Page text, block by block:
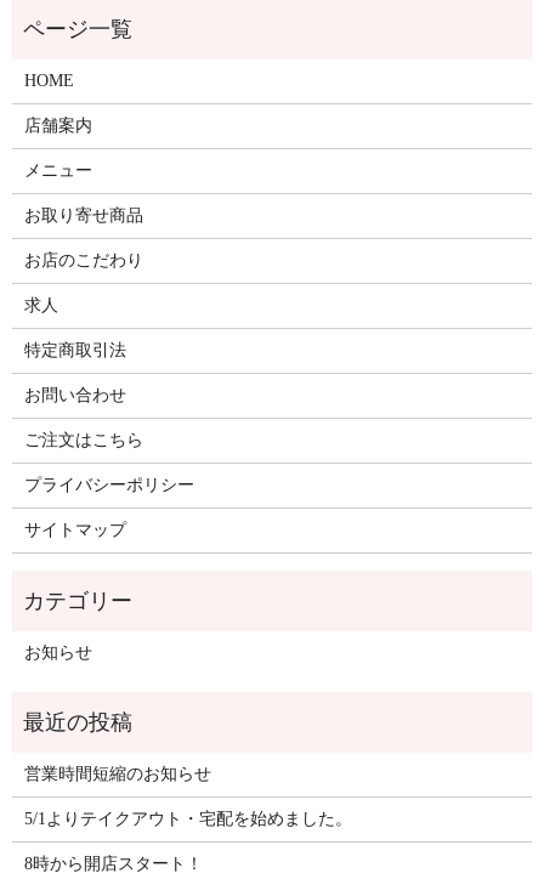
HOME
店舗案内
メニュー
お取り寄せ商品
お店のこだわり
求人
特定商取引法
お問い合わせ
ご注文はこちら
プライバシーポリシー
サイトマップ
お知らせ
営業時間短縮のお知らせ
5/1よりテイクアウト・宅配を始めました。
8時から開店スタート！